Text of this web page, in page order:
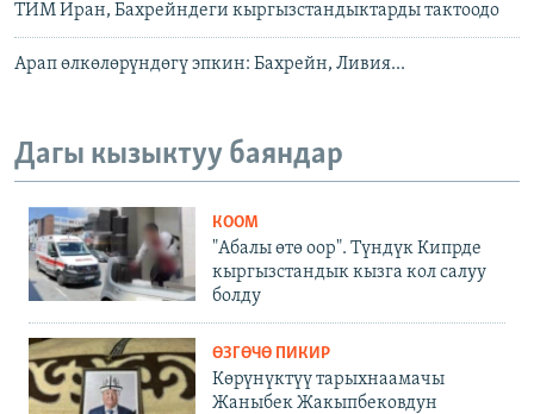
ТИМ Иран, Бахрейндеги кыргызстандыктарды тактоодо
Арап өлкөлөрүндөгү эпкин: Бахрейн, Ливия...
Дагы кызыктуу баяндар
КООМ
"Абалы өтө оор". Түндүк Кипрде
кыргызстандык кызга кол салуу
болду
ӨЗГӨЧӨ ПИКИР
Көрүнүктүү тарыхнаамачы
Жаныбек Жакыпбековдун